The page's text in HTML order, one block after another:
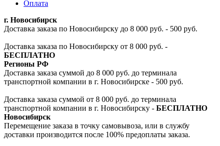
Оплата
г. Новосибирск
Доставка заказа по Новосибирску до 8 000 руб. - 500 руб.
Доставка заказа по Новосибирску от 8 000 руб. -
БЕСПЛАТНО
Регионы РФ
Доставка заказа суммой до 8 000 руб. до терминала
транспортной компании в г. Новосибирске - 500 руб.
Доставка заказа суммой от 8 000 руб. до терминала
транспортной компании в г. Новосибирску - БЕСПЛАТНО
Новосибирск
Перемещение заказа в точку самовывоза, или в службу
доставки производится после 100% предоплаты заказа.